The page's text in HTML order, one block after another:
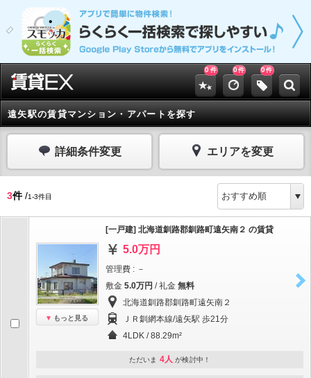
0 件 0件 0件
遠矢駅の賃貸マンション・アパートを探す
詳細条件変更 エリアを変更
3件/1-3件目
もっと見る
[一戸建] 北海道釧路郡釧路町遠矢南２ の賃貸
5.0万円
管理費 : －
敷金 5.0万円 / 礼金 無料
北海道釧路郡釧路町遠矢南２
ＪＲ釧網本線/遠矢駅 歩21分
4LDK / 88.29m²
ただいま 4人 が検討中！